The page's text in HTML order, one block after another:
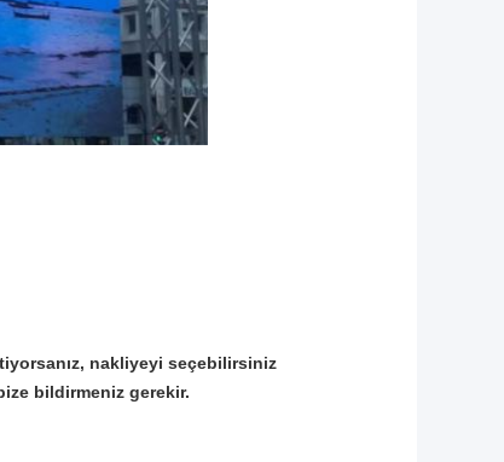
nakliyeyi seçebilirsiniz
bildirmeniz gerekir.